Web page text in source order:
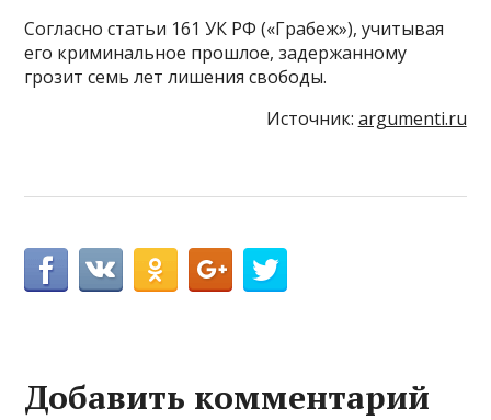
Согласно статьи 161 УК РФ («Грабеж»), учитывая
его криминальное прошлое, задержанному
грозит семь лет лишения свободы.
Источник: argumenti.ru
Добавить комментарий